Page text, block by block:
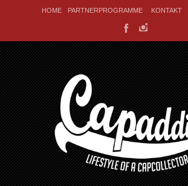
HOME PARTNERPROGRAMME KONTAKT